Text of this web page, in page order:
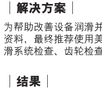
｜解决方案｜
为帮助改善设备润滑
资料，最终推荐使用
滑系统检查、齿轮检
｜结果｜